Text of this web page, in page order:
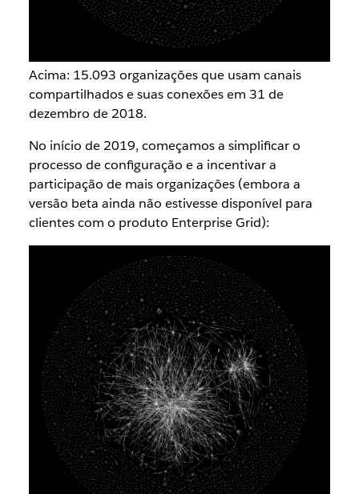
Acima: 15.093 organizações que usam canais
compartilhados e suas conexões em 31 de
dezembro de 2018.
No início de 2019, começamos a simplificar o
processo de configuração e a incentivar a
participação de mais organizações (embora a
versão beta ainda não estivesse disponível para
clientes com o produto Enterprise Grid):